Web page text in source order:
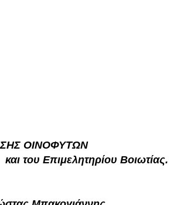
ΟΙΝΟΦΥΤΩΝ
του Επιμελητηρίου Βοιωτίας.